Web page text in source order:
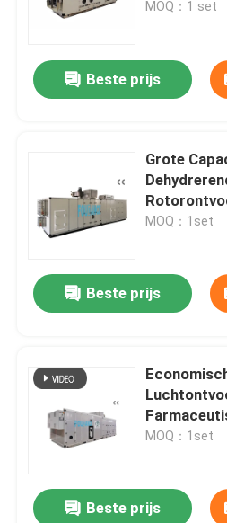
MOQ：1 set
Beste prijs
Grote
RH≤20%
MOQ：1set
Beste prijs
Eenheid
MOQ：1set
Beste prijs